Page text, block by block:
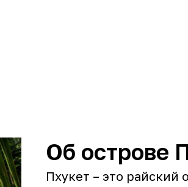
Об острове
Пхукет – это